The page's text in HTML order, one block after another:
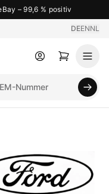
– 99,6 % positiv
DEENNL